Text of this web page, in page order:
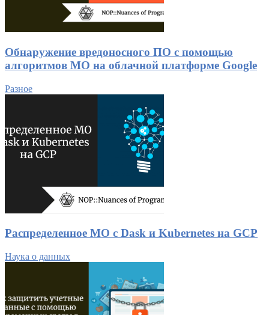
Обнаружение вредоносного ПО с помощью
алгоритмов МО на облачной платформе Google
Разное
Распределенное МО с Dask и Kubernetes на GCP
Наука о данных